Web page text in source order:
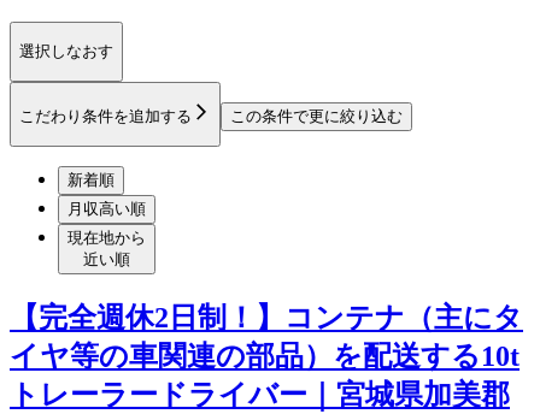
選択しなおす
こだわり条件を追加する この条件で更に絞り込む
新着順
月収高い順
現在地から
近い順
【完全週休2日制！】コンテナ（主にタ
イヤ等の車関連の部品）を配送する10t
トレーラードライバー｜宮城県加美郡